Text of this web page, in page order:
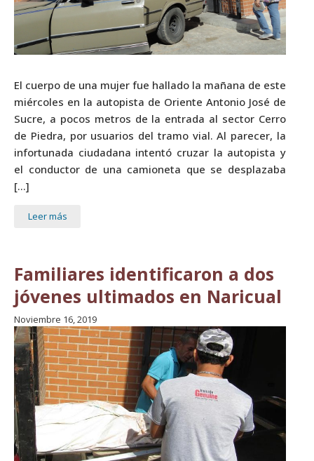
El cuerpo de una mujer fue hallado la mañana de este
miércoles en la autopista de Oriente Antonio José de
Sucre, a pocos metros de la entrada al sector Cerro
de Piedra, por usuarios del tramo vial. Al parecer, la
infortunada ciudadana intentó cruzar la autopista y
el conductor de una camioneta que se desplazaba
[…]
Leer más
Familiares identificaron a dos
jóvenes ultimados en Naricual
Noviembre 16, 2019